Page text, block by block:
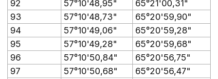
92
57°10'48,95"
65°21'00,31"
93
57°10'48,73"
65°20'59,90"
94
57°10'49,06"
65°20'59,28"
95
57°10'49,28"
65°20'59,68"
96
57°10'50,84"
65°20'56,75"
97
57°10'50,68"
65°20'56,47"